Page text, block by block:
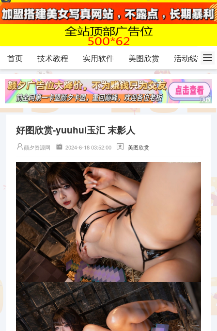
首页 技术教程 实用软件 美图欣赏 活动线报
好图欣赏-yuuhui玉汇 末影人
颜夕资源网 2024-6-18 03:52:00 美图欣赏